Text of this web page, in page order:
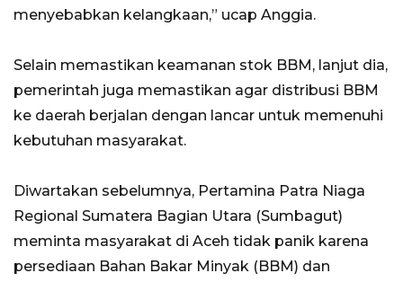
menyebabkan kelangkaan,” ucap Anggia.
Selain memastikan keamanan stok BBM, lanjut dia,
pemerintah juga memastikan agar distribusi BBM
ke daerah berjalan dengan lancar untuk memenuhi
kebutuhan masyarakat.
Diwartakan sebelumnya, Pertamina Patra Niaga
Regional Sumatera Bagian Utara (Sumbagut)
meminta masyarakat di Aceh tidak panik karena
persediaan Bahan Bakar Minyak (BBM) dan